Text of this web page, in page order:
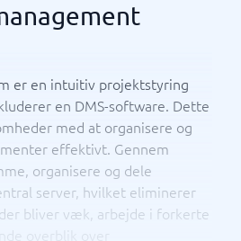
er en intuitiv projektstyring
en DMS-software. Dette
med at organisere og
effektivt. Gennem
organisere og dele
server, hvilket eliminerer
bliver væk, arbejde i forkerte